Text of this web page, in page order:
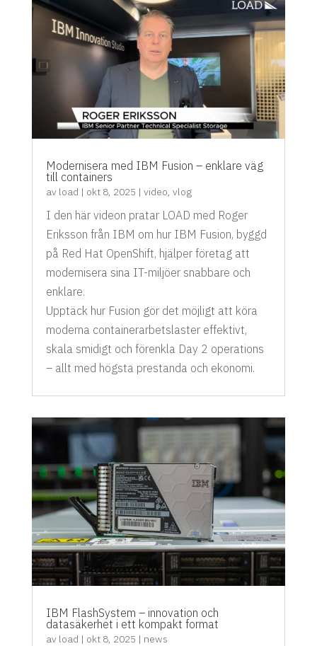
Modernisera med IBM Fusion – enklare väg
till containers
av load | okt 8, 2025 | video, vlog
I den här videon pratar LOAD med Roger
Eriksson från IBM om hur IBM Fusion, byggd
på Red Hat OpenShift, hjälper företag att
modernisera sina IT-miljöer snabbare och
enklare.
Upptäck hur Fusion gör det möjligt att köra
moderna containerarbetslaster effektivt,
skala smidigt och förenkla Day 2 operations
– allt med högsta prestanda och ekonomi.
IBM FlashSystem – innovation och
datasäkerhet i ett kompakt format
av load | okt 8, 2025 | news